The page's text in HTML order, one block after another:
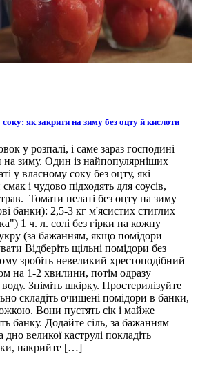
як закрити на зиму без оцту й кислоти
у розпалі, і саме зараз господині
на зиму. Один із найпопулярніших
у власному соку без оцту, які
і чудово підходять для соусів,
Томати пелаті без оцту на зиму
банки): 2,5-3 кг м'ясистих стиглих
1 ч. л. солі без гірки на кожну
(за бажанням, якщо помідори
Відберіть щільні помідори без
зробіть невеликий хрестоподібний
на 1-2 хвилини, потім одразу
Зніміть шкірку. Простерилізуйте
складіть очищені помідори в банки,
Вони пустять сік і майже
банку. Додайте сіль, за бажанням —
великої каструлі покладіть
накрийте […]